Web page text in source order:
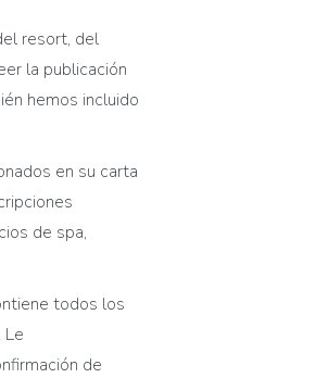
el resort, del
la publicación
hemos incluido
en su carta
de spa,
todos los
Le
de